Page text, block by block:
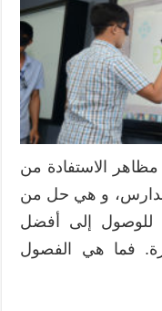
تعريفها،
أهميتها،
أسس
تصميمها،
مزاياها،
سلبياتها…
مغلقة
الاستفادة من
و هي حل من
للوصول إلى أفضل
فما هي الفصول